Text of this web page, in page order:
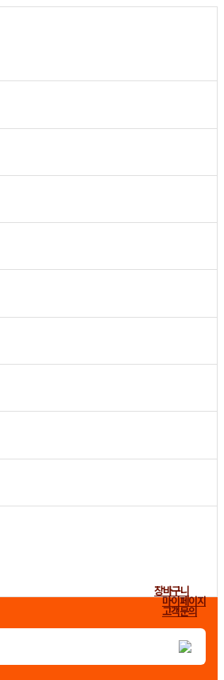
장바구니
마이페이지
고객문의